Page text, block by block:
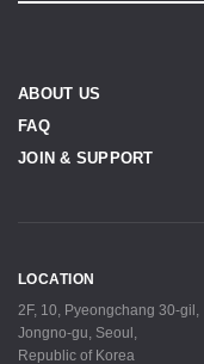
ABOUT US
FAQ
JOIN & SUPPORT
LOCATION
2F, 10, Pyeongchang 30-gil,
Jongno-gu, Seoul,
Republic of Korea